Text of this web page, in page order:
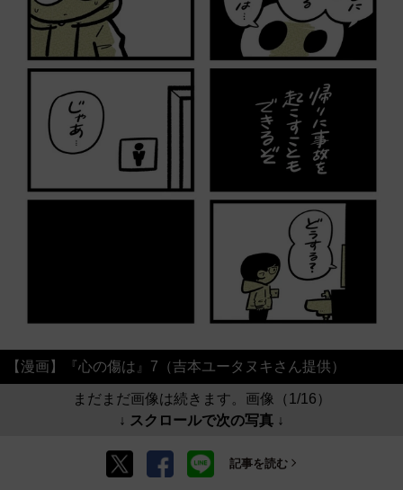
【漫画】『心の傷は』7（吉本ユータヌキさん提供）
まだまだ画像は続きます。画像（1/16）
↓ スクロールで次の写真 ↓
記事を読む